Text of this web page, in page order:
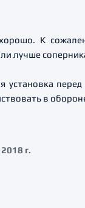
К
лучше
установка
в
г.